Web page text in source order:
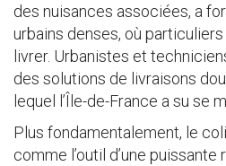
des nuisances associées, a
urbains denses, où
livrer. Urbanistes et
des solutions de livraisons
lequel l’Île-de-France a su se
Plus fondamentalement, le
comme l’outil d’une